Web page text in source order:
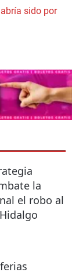
sido por
la
el robo al